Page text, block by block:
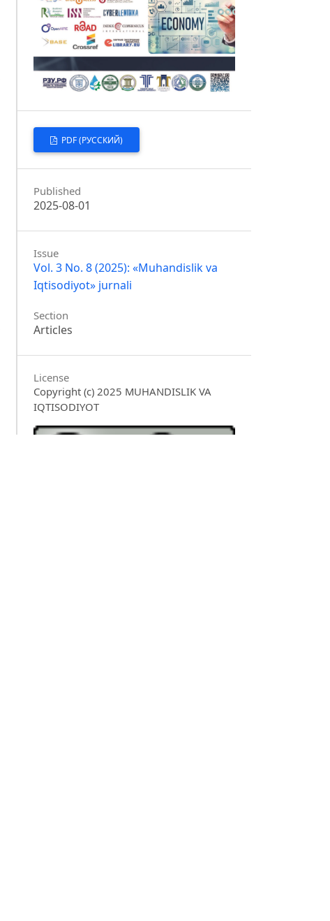
PDF (РУССКИЙ)
Published
2025-08-01
Issue
Vol. 3 No. 8 (2025): «Muhandislik va
Iqtisodiyot» jurnali
Section
Articles
License
Copyright (c) 2025 MUHANDISLIK VA
IQTISODIYOT